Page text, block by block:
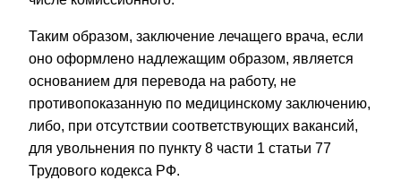
Таким образом, заключение лечащего врача, если
оно оформлено надлежащим образом, является
основанием для перевода на работу, не
противопоказанную по медицинскому заключению,
либо, при отсутствии соответствующих вакансий,
для увольнения по пункту 8 части 1 статьи 77
Трудового кодекса РФ.